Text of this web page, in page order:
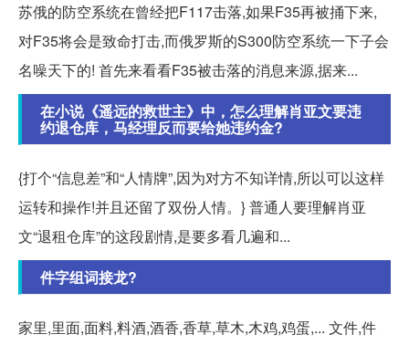
苏俄的防空系统在曾经把F117击落,如果F35再被捅下来,
对F35将会是致命打击,而俄罗斯的S300防空系统一下子会
名噪天下的! 首先来看看F35被击落的消息来源,据来...
在小说《遥远的救世主》中，怎么理解肖亚文要违
约退仓库，马经理反而要给她违约金?
{打个“信息差”和“人情牌”,因为对方不知详情,所以可以这样
运转和操作!并且还留了双份人情。} 普通人要理解肖亚
文“退租仓库”的这段剧情,是要多看几遍和...
件字组词接龙?
家里,里面,面料,料酒,酒香,香草,草木,木鸡,鸡蛋,... 文件,件